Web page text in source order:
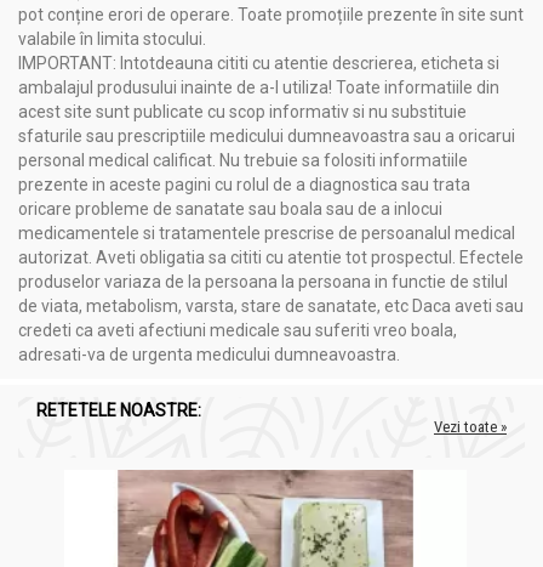
pot conține erori de operare. Toate promoțiile prezente în site sunt
valabile în limita stocului.
IMPORTANT: Intotdeauna cititi cu atentie descrierea, eticheta si
ambalajul produsului inainte de a-l utiliza! Toate informatiile din
acest site sunt publicate cu scop informativ si nu substituie
sfaturile sau prescriptiile medicului dumneavoastra sau a oricarui
personal medical calificat. Nu trebuie sa folositi informatiile
prezente in aceste pagini cu rolul de a diagnostica sau trata
oricare probleme de sanatate sau boala sau de a inlocui
medicamentele si tratamentele prescrise de persoanalul medical
autorizat. Aveti obligatia sa cititi cu atentie tot prospectul. Efectele
produselor variaza de la persoana la persoana in functie de stilul
de viata, metabolism, varsta, stare de sanatate, etc Daca aveti sau
credeti ca aveti afectiuni medicale sau suferiti vreo boala,
adresati-va de urgenta medicului dumneavoastra.
RETETELE NOASTRE:
Vezi toate »